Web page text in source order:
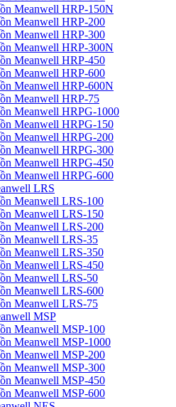
Meanwell HRP-150N
Meanwell HRP-200
Meanwell HRP-300
Meanwell HRP-300N
Meanwell HRP-450
Meanwell HRP-600
Meanwell HRP-600N
Meanwell HRP-75
Meanwell HRPG-1000
Meanwell HRPG-150
Meanwell HRPG-200
Meanwell HRPG-300
Meanwell HRPG-450
Meanwell HRPG-600
LRS
Meanwell LRS-100
Meanwell LRS-150
Meanwell LRS-200
Meanwell LRS-35
Meanwell LRS-350
Meanwell LRS-450
Meanwell LRS-50
Meanwell LRS-600
Meanwell LRS-75
MSP
Meanwell MSP-100
Meanwell MSP-1000
Meanwell MSP-200
Meanwell MSP-300
Meanwell MSP-450
Meanwell MSP-600